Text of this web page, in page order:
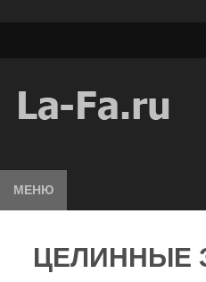
МЕНЮ
ЦЕЛИННЫЕ